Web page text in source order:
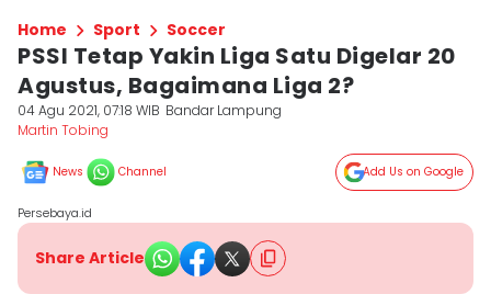
Home Sport Soccer
PSSI Tetap Yakin Liga Satu Digelar 20
Agustus, Bagaimana Liga 2?
04 Agu 2021, 07:18 WIB Bandar Lampung
Martin Tobing
News Channel Add Us on Google
Persebaya.id
Share Article